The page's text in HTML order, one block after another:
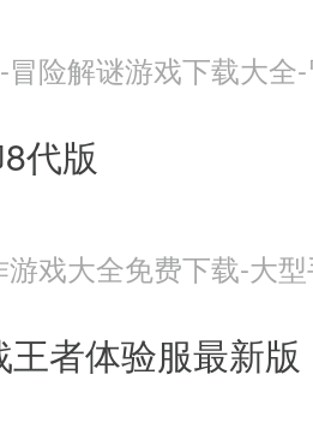
险解谜游戏下载大全
代版
戏大全免费下载-大
者体验服最新版